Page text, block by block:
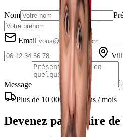
Nom
Email
Message
Plus de 10 000 livraisons / mois
Devenez partenaire